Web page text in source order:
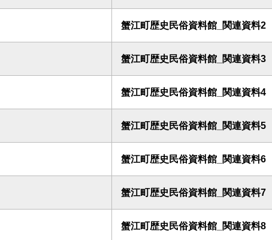
蟹江町歴史民俗資料館_関連資料2
蟹江町歴史民俗資料館_関連資料3
蟹江町歴史民俗資料館_関連資料4
蟹江町歴史民俗資料館_関連資料5
蟹江町歴史民俗資料館_関連資料6
蟹江町歴史民俗資料館_関連資料7
蟹江町歴史民俗資料館_関連資料8